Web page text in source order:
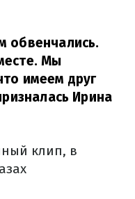
обвенчались.
Мы
имеем друг
Ирина
клип, в